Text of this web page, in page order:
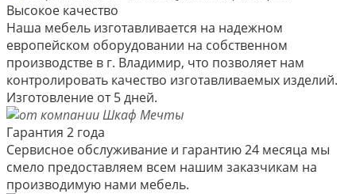
Высокое качество
Наша мебель изготавливается на надежном
европейском оборудовании на собственном
производстве в г. Владимир, что позволяет нам
контролировать качество изготавливаемых изделий.
Изготовление от 5 дней.
Гарантия 2 года
Сервисное обслуживание и гарантию 24 месяца мы
смело предоставляем всем нашим заказчикам на
производимую нами мебель.